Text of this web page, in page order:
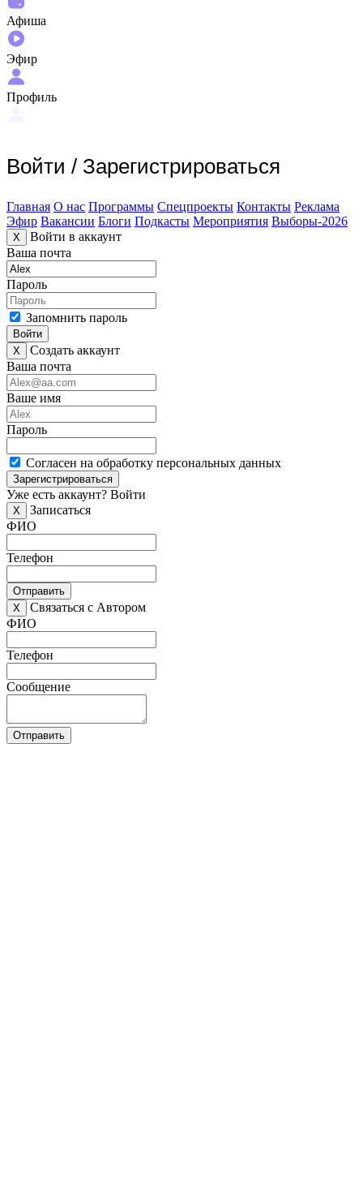
Афиша
Эфир
Профиль
Войти / Зарегистрироваться
Главная О нас Программы Спецпроекты Контакты Реклама
Эфир Вакансии Блоги Подкасты Мероприятия Выборы-2026
X
Войти в аккаунт
Ваша почта
Пароль
Запомнить пароль
Войти
X
Создать аккаунт
Ваша почта
Ваше имя
Пароль
Согласен на обработку персональных данных
Зарегистрироваться
Уже есть аккаунт? Войти
X
Записаться
ФИО
Телефон
Отправить
X
Связаться с Автором
ФИО
Телефон
Сообщение
Отправить